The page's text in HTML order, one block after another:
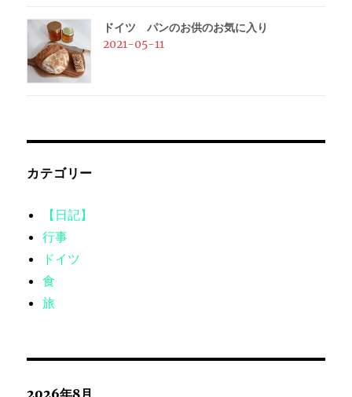
ドイツ パンのお供のお気に入り
2021-05-11
カテゴリー
【日記】
行事
ドイツ
食
旅